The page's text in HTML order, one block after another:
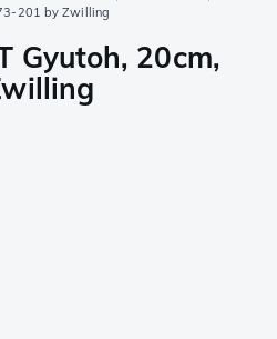
201 by Zwilling
Gyutoh, 20cm,